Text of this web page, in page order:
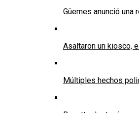
Güemes anunció
Asaltaron un kiosco,
Múltiples hechos